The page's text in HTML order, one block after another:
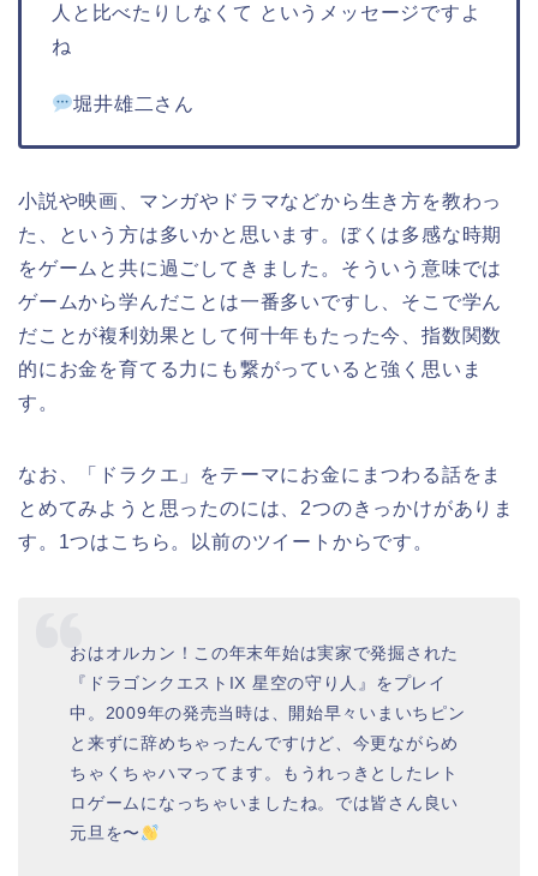
人と比べたりしなくて というメッセージですよ
ね
堀井雄二さん
小説や映画、マンガやドラマなどから生き方を教わっ
た、という方は多いかと思います。ぼくは多感な時期
をゲームと共に過ごしてきました。そういう意味では
ゲームから学んだことは一番多いですし、そこで学ん
だことが複利効果として何十年もたった今、指数関数
的にお金を育てる力にも繋がっていると強く思いま
す。
なお、「ドラクエ」をテーマにお金にまつわる話をま
とめてみようと思ったのには、2つのきっかけがありま
す。1つはこちら。以前のツイートからです。
おはオルカン！この年末年始は実家で発掘された
『ドラゴンクエストIX 星空の守り人』をプレイ
中。2009年の発売当時は、開始早々いまいちピン
と来ずに辞めちゃったんですけど、今更ながらめ
ちゃくちゃハマってます。もうれっきとしたレト
ロゲームになっちゃいましたね。では皆さん良い
元旦を〜